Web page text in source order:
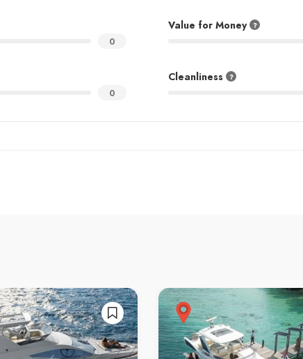
0
Value for Money
0
Cleanliness